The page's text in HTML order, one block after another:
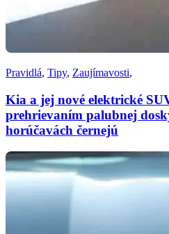
Pravidlá, Tipy, Zaujímavosti,
Kia a jej nové elektrické
prehrievaním palubnej
horúčavách černejú